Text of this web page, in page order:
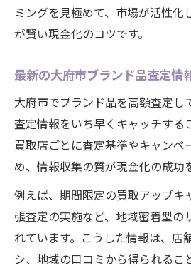
ミングを見極めて、市場が活性化
が賢い現金化のコツです。
最新の大府市ブランド品査定情
大府市でブランド品を高額査定し
査定情報をいち早くキャッチする
買取店ごとに査定基準やキャンペ
め、情報収集の質が現金化の成功
例えば、期間限定の買取アップキ
張査定の実施など、地域密着型の
れています。こうした情報は、店
シ、地域の口コミから得られるこ